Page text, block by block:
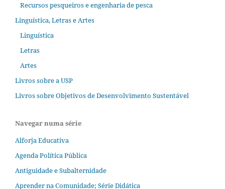
Recursos pesqueiros e engenharia de pesca
Linguística, Letras e Artes
Linguística
Letras
Artes
Livros sobre a USP
Livros sobre Objetivos de Desenvolvimento Sustentável
Navegar numa série
Alforja Educativa
Agenda Política Pública
Antiguidade e Subalternidade
Aprender na Comunidade; Série Didática